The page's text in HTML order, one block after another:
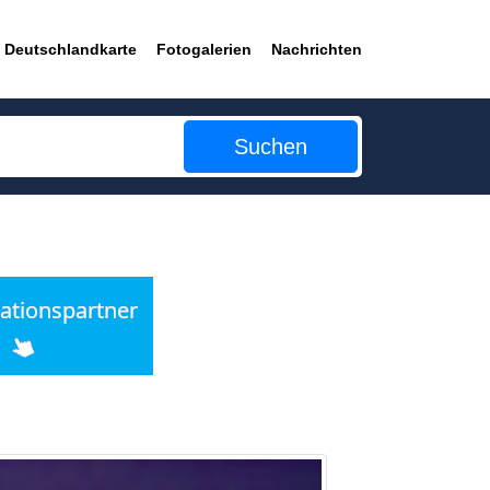
Deutschlandkarte Fotogalerien Nachrichten
Suchen